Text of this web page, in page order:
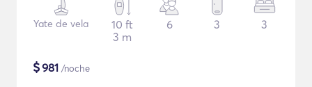
Yate de vela
10 ft
3 m
6 3 3
$981 /noche